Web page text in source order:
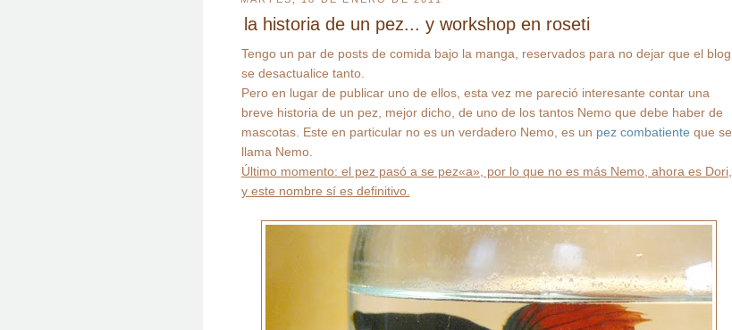
la historia de un pez... y workshop en roseti
Tengo un par de posts de comida bajo la manga, reservados para no dejar que el blog
se desactualice tanto.
Pero en lugar de publicar uno de ellos, esta vez me pareció interesante contar una
breve historia de un pez, mejor dicho, de uno de los tantos Nemo que debe haber de
mascotas. Este en particular no es un verdadero Nemo, es un pez combatiente que se
llama Nemo.
Último momento: el pez pasó a se pez«a», por lo que no es más Nemo, ahora es Dori,
y este nombre sí es definitivo.